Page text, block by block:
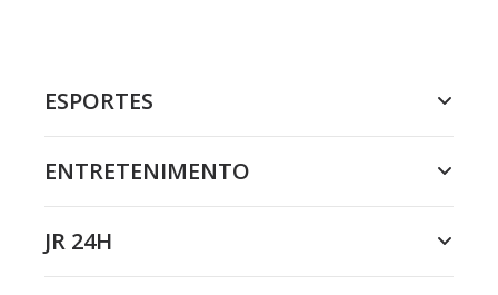
ESPORTES
ENTRETENIMENTO
JR 24H